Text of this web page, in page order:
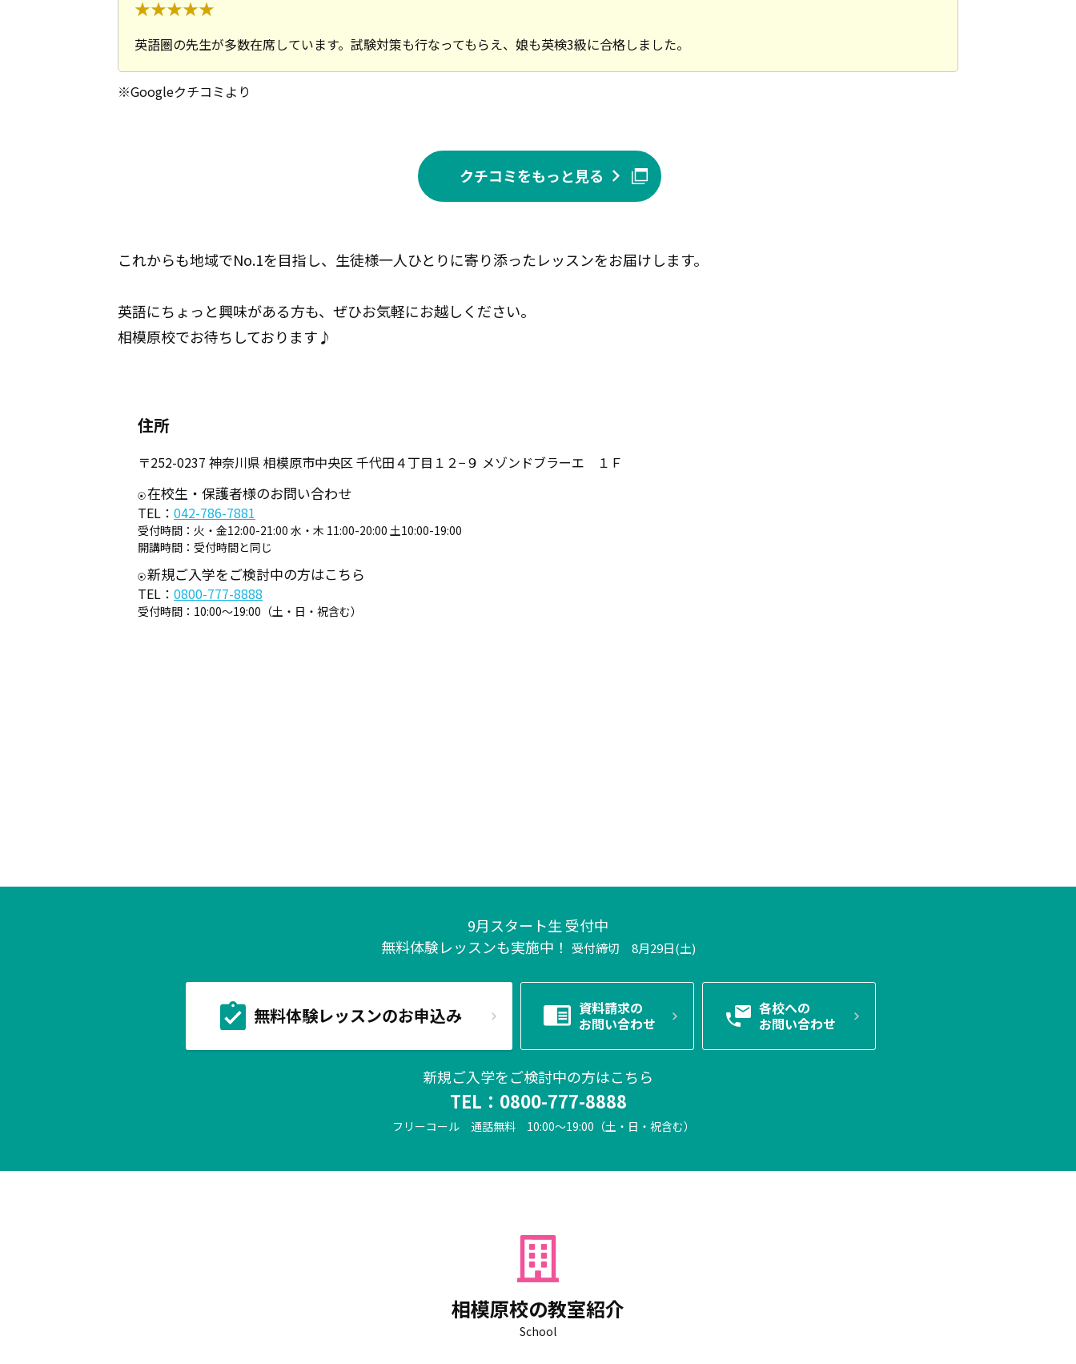
英語圏の先生が多数在席しています。試験対策も行なってもらえ、娘も英検3級に合格しました。
※Googleクチコミより
クチコミをもっと見る
これからも地域でNo.1を目指し、生徒様一人ひとりに寄り添ったレッスンをお届けします。
英語にちょっと興味がある方も、ぜひお気軽にお越しください。
相模原校でお待ちしております♪
住所
〒252-0237 神奈川県 相模原市中央区 千代田４丁目１２−９ メゾンドブラーエ １Ｆ
在校生・保護者様のお問い合わせ
TEL： 042-786-7881
受付時間： 火・金12:00-21:00 水・木 11:00-20:00 土10:00-19:00
開講時間： 受付時間と同じ
新規ご入学をご検討中の方はこちら
TEL： 0800-777-8888
受付時間： 10:00～19:00（土・日・祝含む）
9月スタート生 受付中
無料体験レッスンも実施中！
受付締切 8月29日(土)
無料体験レッスンのお申込み
資料請求の
お問い合わせ
各校への
お問い合わせ
新規ご入学をご検討中の方はこちら
TEL： 0800-777-8888
フリーコール 通話無料 10:00～19:00（土・日・祝含む）
相模原校の教室紹介
School